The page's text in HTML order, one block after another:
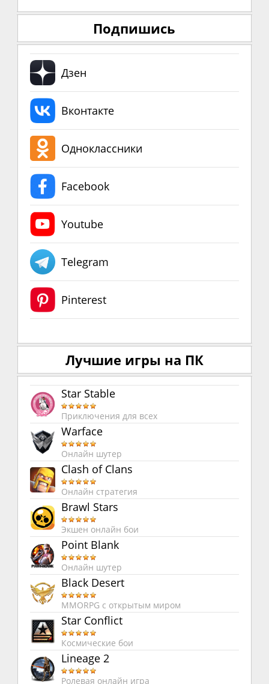
Подпишись
Дзен
Вконтакте
Одноклассники
Facebook
Youtube
Telegram
Pinterest
Лучшие игры на ПК
Star Stable
Приключения для всех
Warface
Онлайн шутер
Clash of Clans
Онлайн стратегия
Brawl Stars
Экшен онлайн бои
Point Blank
Онлайн шутер
Black Desert
MMORPG с открытым миром
Star Conflict
Космические бои
Lineage 2
Ролевая онлайн игра